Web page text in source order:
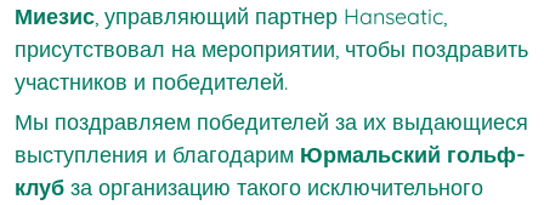
Миезис, управляющий партнер Hanseatic,
присутствовал на мероприятии, чтобы поздравить
участников и победителей.
Мы поздравляем победителей за их выдающиеся
выступления и благодарим Юрмальский гольф-
клубза организацию такого исключительного